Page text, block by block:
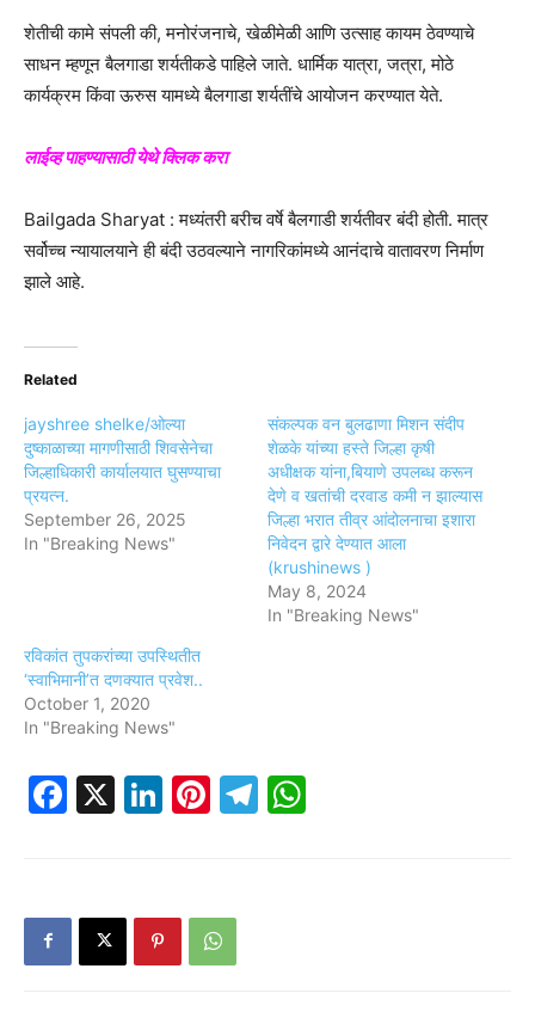
शेतीची कामे संपली की, मनोरंजनाचे, खेळीमेळी आणि उत्साह कायम ठेवण्याचे
साधन म्हणून बैलगाडा शर्यतीकडे पाहिले जाते. धार्मिक यात्रा, जत्रा, मोठे
कार्यक्रम किंवा ऊरुस यामध्ये बैलगाडा शर्यतींचे आयोजन करण्यात येते.
लाईव्ह पाहण्यासाठी येथे क्लिक करा
Bailgada Sharyat : मध्यंतरी बरीच वर्षे बैलगाडी शर्यतीवर बंदी होती. मात्र
सर्वोच्च न्यायालयाने ही बंदी उठवल्याने नागरिकांमध्ये आनंदाचे वातावरण निर्माण
झाले आहे.
Related
jayshree shelke/ओल्या
दुष्काळाच्या मागणीसाठी शिवसेनेचा
जिल्हाधिकारी कार्यालयात घुसण्याचा
प्रयत्न.
September 26, 2025
In "Breaking News"
संकल्पक वन बुलढाणा मिशन संदीप
शेळके यांच्या हस्ते जिल्हा कृषी
अधीक्षक यांना,बियाणे उपलब्ध करून
देणे व खतांची दरवाड कमी न झाल्यास
जिल्हा भरात तीव्र आंदोलनाचा इशारा
निवेदन द्वारे देण्यात आला
(krushinews )
May 8, 2024
In "Breaking News"
रविकांत तुपकरांच्या उपस्थितीत
‘स्वाभिमानी’त दणक्यात प्रवेश..
October 1, 2020
In "Breaking News"
Facebook
X LinkedIn
Pinterest
Telegram